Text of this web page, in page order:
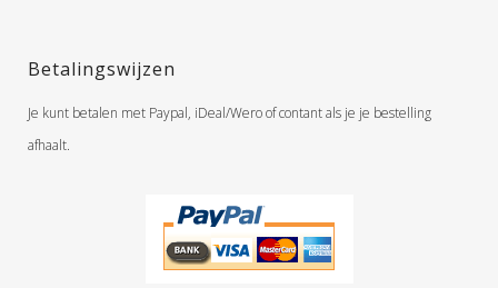
Betalingswijzen
Je kunt betalen met Paypal, iDeal/Wero of contant als je je bestelling
afhaalt.